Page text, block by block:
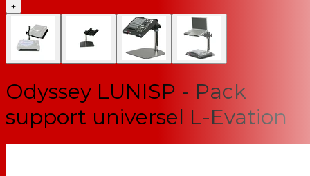
+
Odyssey LUNISP - Pack
support universel L-Evation